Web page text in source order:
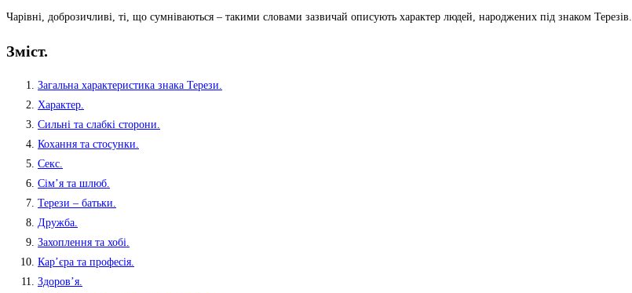
Чарівні, доброзичливі, ті, що сумніваються – такими словами зазвичай описують характер людей, народжених під знаком Терезів.
Зміст.
Загальна характеристика знака Терези.
Характер.
Сильні та слабкі сторони.
Кохання та стосунки.
Секс.
Сім’я та шлюб.
Терези – батьки.
Дружба.
Захоплення та хобі.
Кар’єра та професія.
Здоров’я.